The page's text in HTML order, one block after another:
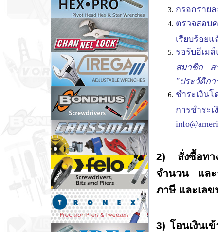
กรอกราย
ตรวจสอบ
เรียบร้อย
รอรับอีเม
สมาชิก ส
"ประวัติก
ชำระเงิน
การช
2) สั่งซื้อทา
จำนวน และ
ภาษี และเล
3) โอนเงิน